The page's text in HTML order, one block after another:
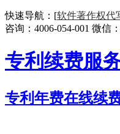
快速导航：[软件著作权代
咨询：4006-054-001 微信
专利续费服
专利年费在线续